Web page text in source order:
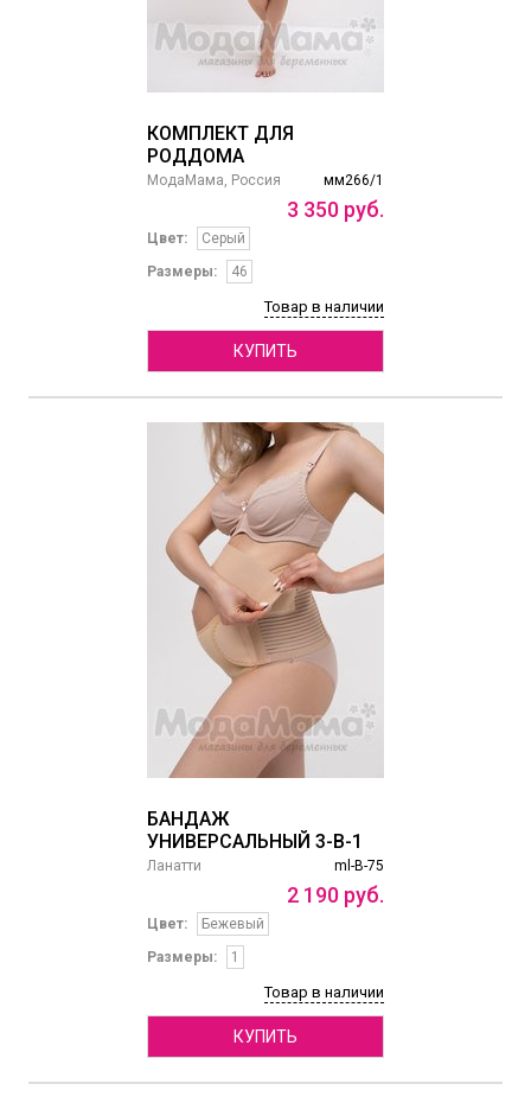
КОМПЛЕКТ ДЛЯ
РОДДОМА
мм266/1
МодаМама, Россия
3 350 руб.
Цвет:
Серый
Размеры:
46
Товар в наличии
КУПИТЬ
БАНДАЖ
УНИВЕРСАЛЬНЫЙ 3-В-1
ml-B-75
Ланатти
2 190 руб.
Цвет:
Бежевый
Размеры:
1
Товар в наличии
КУПИТЬ